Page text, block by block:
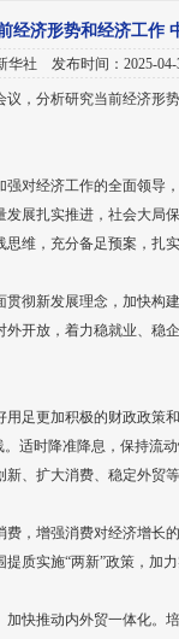
经济形势和经济工作
华社 发布时间：2025-04-
，分析研究当前经济形
对经济工作的全面领导
展扎实推进，社会大局
维，充分备足预案，扎实
彻新发展理念，加快构
开放，着力稳就业、稳
足更加积极的财政政策
适时降准降息，保持流
、扩大消费、稳定外贸
，增强消费对经济增长
质实施“两新”政策，加力
快推动内外贸一体化。